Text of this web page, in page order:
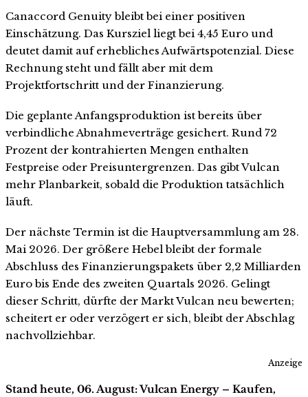
Canaccord Genuity bleibt bei einer positiven
Einschätzung. Das Kursziel liegt bei 4,45 Euro und
deutet damit auf erhebliches Aufwärtspotenzial. Diese
Rechnung steht und fällt aber mit dem
Projektfortschritt und der Finanzierung.
Die geplante Anfangsproduktion ist bereits über
verbindliche Abnahmeverträge gesichert. Rund 72
Prozent der kontrahierten Mengen enthalten
Festpreise oder Preisuntergrenzen. Das gibt Vulcan
mehr Planbarkeit, sobald die Produktion tatsächlich
läuft.
Der nächste Termin ist die Hauptversammlung am 28.
Mai 2026. Der größere Hebel bleibt der formale
Abschluss des Finanzierungspakets über 2,2 Milliarden
Euro bis Ende des zweiten Quartals 2026. Gelingt
dieser Schritt, dürfte der Markt Vulcan neu bewerten;
scheitert er oder verzögert er sich, bleibt der Abschlag
nachvollziehbar.
Anzeige
Stand heute, 06. August: Vulcan Energy – Kaufen,